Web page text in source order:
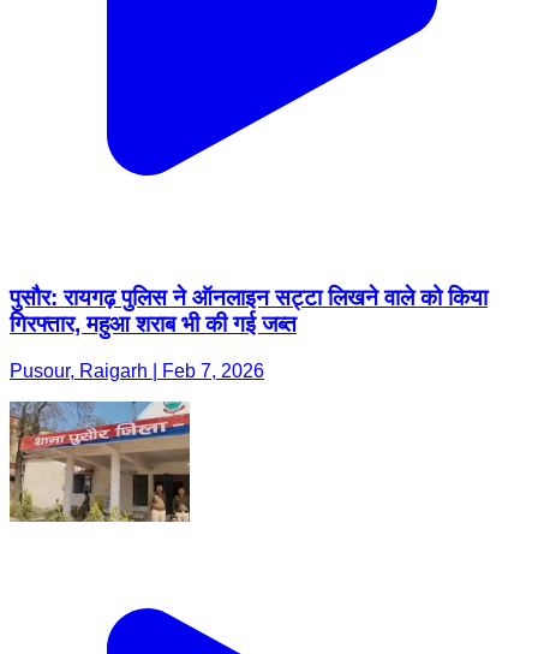
पुसौर: रायगढ़ पुलिस ने ऑनलाइन सट्टा लिखने वाले को किया
गिरफ्तार, महुआ शराब भी की गई जब्त
Pusour, Raigarh | Feb 7, 2026